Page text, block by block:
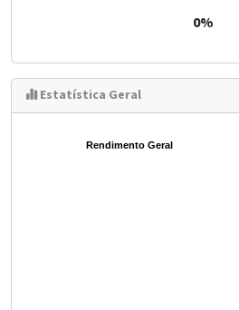
0%
Estatística Geral
Rendimento Geral